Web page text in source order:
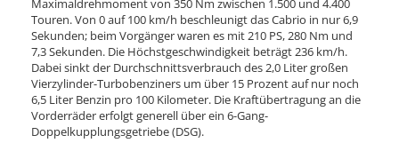
Maximaldrehmoment von 350 Nm zwischen 1.500 und 4.400
Touren. Von 0 auf 100 km/h beschleunigt das Cabrio in nur 6,9
Sekunden; beim Vorgänger waren es mit 210 PS, 280 Nm und
7,3 Sekunden. Die Höchstgeschwindigkeit beträgt 236 km/h.
Dabei sinkt der Durchschnittsverbrauch des 2,0 Liter großen
Vierzylinder-Turbobenziners um über 15 Prozent auf nur noch
6,5 Liter Benzin pro 100 Kilometer. Die Kraftübertragung an die
Vorderräder erfolgt generell über ein 6-Gang-
Doppelkupplungsgetriebe (DSG).